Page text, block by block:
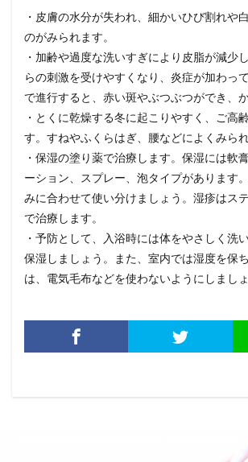
・皮膚の水分が失われ、細かいひび割れや
のがみられます。
・加齢や過度な洗いすぎにより皮脂が減少
らの刺激を受けやすくなり、炎症が加わっ
で進行すると、赤い斑やぶつぶつができ、
・とくに乾燥する冬に起こりやすく、ご高
す。すねやふくらはぎ、腰などによくみられ
・保湿の塗り薬で治療します。保湿には軟
ーション、スプレー、泡タイプがあります
みに合わせて使い分けましょう。湿疹はス
で治療します。
・予防として、入浴時には体をやさしく洗
保湿しましょう。また、室内では湿度を保
は、電気毛布などを使わないようにしましょ